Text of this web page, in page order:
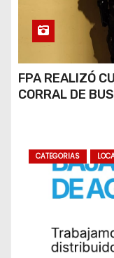
FPA REALIZÓ
CORRAL DE
CATEGORIAS